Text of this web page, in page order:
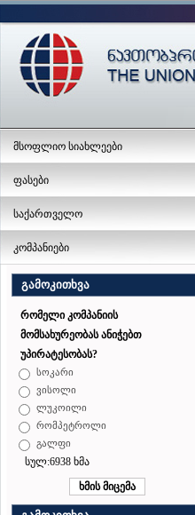
მსოფლიო სიახლეები
ფასები
საქართველო
კომპანიები
გამოკითხვა
რომელი კომპანიის
მომსახურეობას ანიჭებთ
უპირატესობას?
სოკარი
ვისოლი
ლუკოილი
რომპეტროლი
გალფი
სულ:6938 ხმა